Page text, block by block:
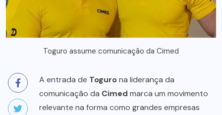
Toguro assume comunicação da Cimed
A entrada de Togurona liderança da
comunicação da Cimed marca um movimento
relevante na forma como grandes empresas